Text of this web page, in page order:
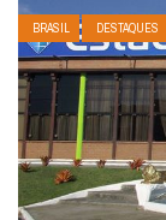
BRASIL DESTAQUES